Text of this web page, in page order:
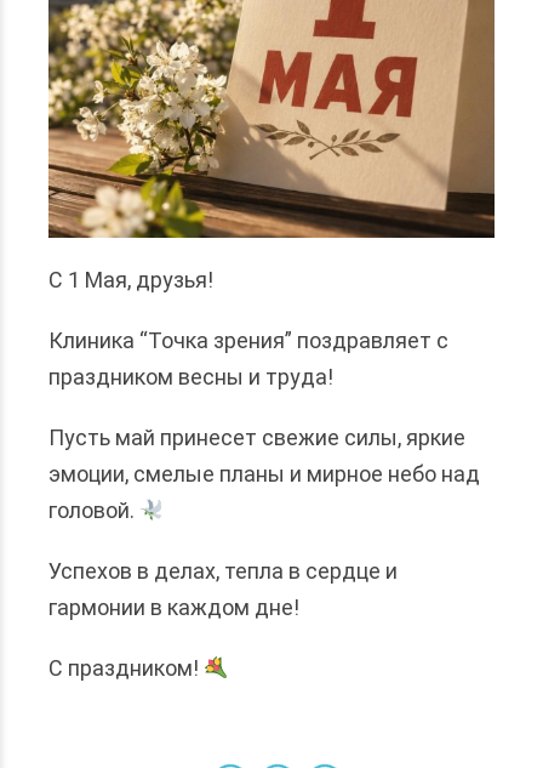
С 1 Мая, друзья!
Клиника “Точка зрения” поздравляет с
праздником весны и труда!
Пусть май принесет свежие силы, яркие
эмоции, смелые планы и мирное небо над
головой.
Успехов в делах, тепла в сердце и
гармонии в каждом дне!
С праздником!